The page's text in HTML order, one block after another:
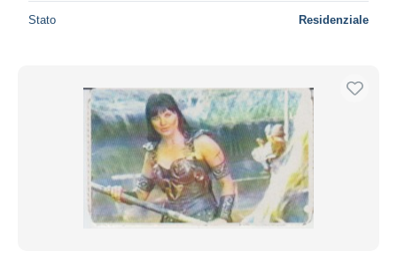
Stato Residenziale